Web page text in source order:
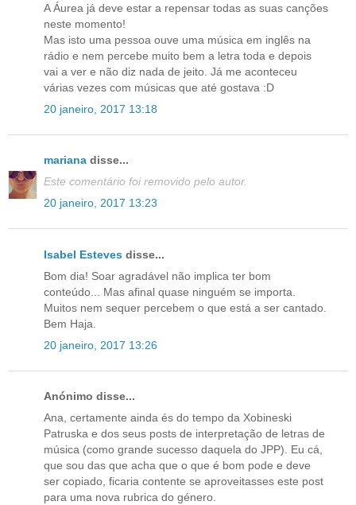
A Áurea já deve estar a repensar todas as suas canções
neste momento!
Mas isto uma pessoa ouve uma música em inglês na
rádio e nem percebe muito bem a letra toda e depois
vai a ver e não diz nada de jeito. Já me aconteceu
várias vezes com músicas que até gostava :D
20 janeiro, 2017 13:18
mariana disse...
Este comentário foi removido pelo autor.
20 janeiro, 2017 13:23
Isabel Esteves disse...
Bom dia! Soar agradável não implica ter bom
conteúdo... Mas afinal quase ninguém se importa.
Muitos nem sequer percebem o que está a ser cantado.
Bem Haja.
20 janeiro, 2017 13:26
Anónimo disse...
Ana, certamente ainda és do tempo da Xobineski
Patruska e dos seus posts de interpretação de letras de
música (como grande sucesso daquela do JPP). Eu cá,
que sou das que acha que o que é bom pode e deve
ser copiado, ficaria contente se aproveitasses este post
para uma nova rubrica do género.